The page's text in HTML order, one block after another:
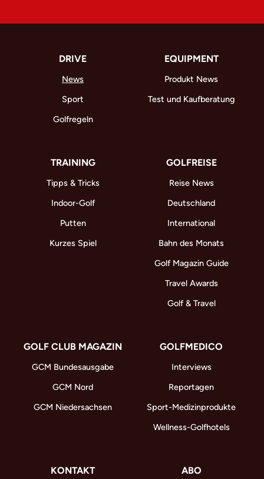
DRIVE
News
Sport
Golfregeln
EQUIPMENT
Produkt News
Test und Kaufberatung
TRAINING
Tipps & Tricks
Indoor-Golf
Putten
Kurzes Spiel
GOLFREISE
Reise News
Deutschland
International
Bahn des Monats
Golf Magazin Guide
Travel Awards
Golf & Travel
GOLF CLUB MAGAZIN
GCM Bundesausgabe
GCM Nord
GCM Niedersachsen
GOLFMEDICO
Interviews
Reportagen
Sport-Medizinprodukte
Wellness-Golfhotels
KONTAKT ABO